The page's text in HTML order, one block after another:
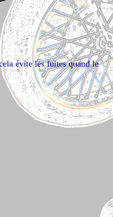
évite les fuites quand le